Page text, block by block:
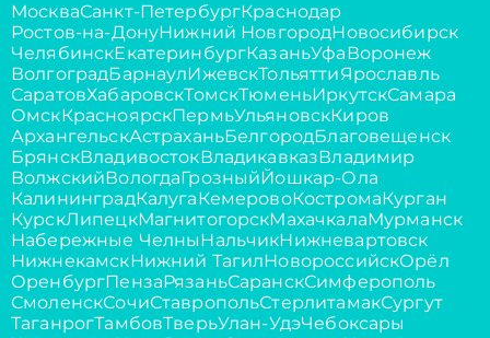
МоскваСанкт-ПетербургКраснодар
Ростов-на-ДонуНижний НовгородНовосибирск
ЧелябинскЕкатеринбургКазаньУфаВоронеж
ВолгоградБарнаулИжевскТольяттиЯрославль
СаратовХабаровскТомскТюменьИркутскСамара
ОмскКрасноярскПермьУльяновскКиров
АрхангельскАстраханьБелгородБлаговещенск
БрянскВладивостокВладикавказВладимир
ВолжскийВологдаГрозныйЙошкар-Ола
КалининградКалугаКемеровоКостромаКурган
КурскЛипецкМагнитогорскМахачкалаМурманск
Набережные ЧелныНальчикНижневартовск
НижнекамскНижний ТагилНовороссийскОрёл
ОренбургПензаРязаньСаранскСимферополь
СмоленскСочиСтавропольСтерлитамакСургут
ТаганрогТамбовТверьУлан-УдэЧебоксары